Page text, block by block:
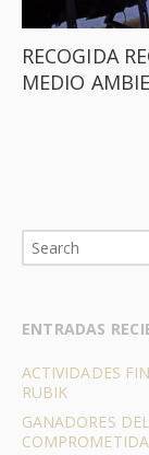
RECOGIDA
MEDIO
ENTRADAS
ACTIVIDADES
RUBIK
GANADORES